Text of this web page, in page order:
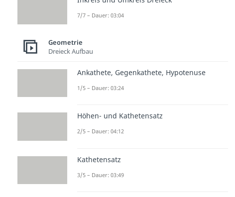
7/7 – Dauer: 03:04
Geometrie
Dreieck Aufbau
Ankathete, Gegenkathete, Hypotenuse
1/5 – Dauer: 03:24
Höhen- und Kathetensatz
2/5 – Dauer: 04:12
Kathetensatz
3/5 – Dauer: 03:49